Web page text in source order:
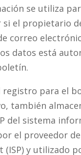
se utiliza
si el propietario
correo
datos está
registro para el
también
del sistema
el proveedor
(ISP) y utilizado